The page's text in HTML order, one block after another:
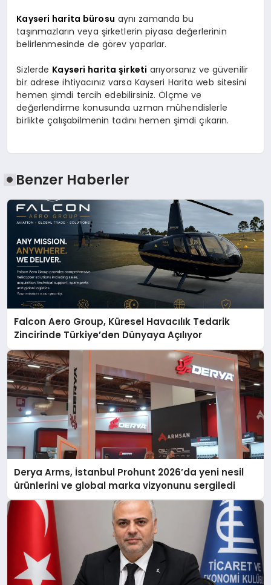
Kayseri harita bürosu aynı zamanda bu
taşınmazların veya şirketlerin piyasa değerlerinin
belirlenmesinde de görev yaparlar.
Sizlerde Kayseri harita şirketi arıyorsanız ve güvenilir
bir adrese ihtiyacınız varsa Kayseri Harita web sitesini
hemen şimdi tercih edebilirsiniz. Ölçme ve
değerlendirme konusunda uzman mühendislerle
birlikte çalışabilmenin tadını hemen şimdi çıkarın.
Benzer Haberler
Falcon Aero Group, Küresel Havacılık Tedarik
Zincirinde Türkiye’den Dünyaya Açılıyor
Derya Arms, İstanbul Prohunt 2026’da yeni nesil
ürünlerini ve global marka vizyonunu sergiledi